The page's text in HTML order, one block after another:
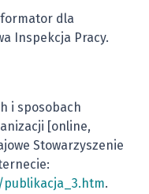
dla
Inspekcja Pracy.
i sposobach
[online,
Stowarzyszenie
.